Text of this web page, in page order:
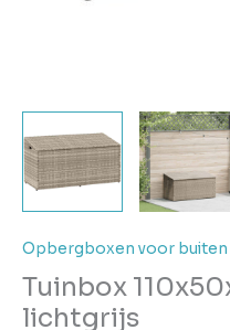
Opbergboxen voor buiten
Tuinbox
lichtgrijs